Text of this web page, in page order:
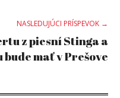
NASLEDUJÚCI PRÍSPEVOK →
z piesní Stinga a
mať v Prešove